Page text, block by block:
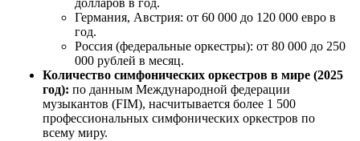
долларов в год.
Германия, Австрия: от 60 000 до 120 000 евро в
год.
Россия (федеральные оркестры): от 80 000 до 250
000 рублей в месяц.
Количество симфонических оркестров в мире (2025
год): по данным Международной федерации
музыкантов (FIM), насчитывается более 1 500
профессиональных симфонических оркестров по
всему миру.